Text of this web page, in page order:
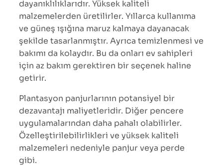
dayanıklılıklarıdır. Yüksek kaliteli
malzemelerden üretilirler. Yıllarca kullanıma
ve güneş ışığına maruz kalmaya dayanacak
şekilde tasarlanmıştır. Ayrıca temizlenmesi ve
bakımı da kolaydır. Bu da onları ev sahipleri
için az bakım gerektiren bir seçenek haline
getirir.
Plantasyon panjurlarının potansiyel bir
dezavantajı maliyetleridir. Diğer pencere
uygulamalarından daha pahalı olabilirler.
Özelleştirilebilirlikleri ve yüksek kaliteli
malzemeleri nedeniyle panjur veya perde
gibi.